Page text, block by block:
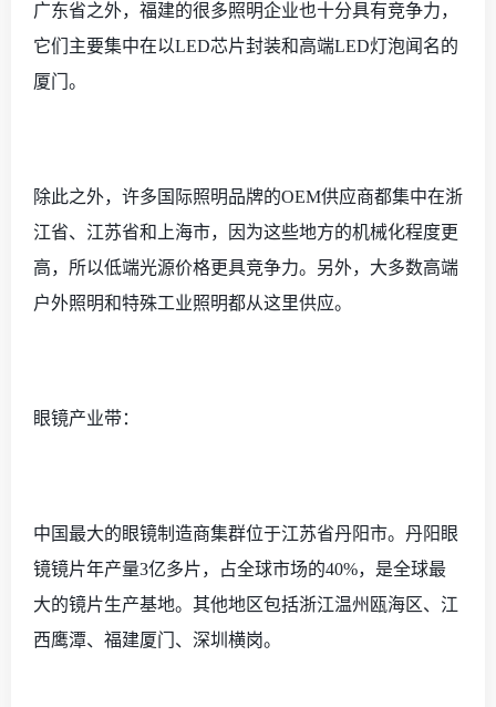
广东省之外，福建的很多照明企业也十分具有竞争力，
它们主要集中在以LED芯片封装和高端LED灯泡闻名的
厦门。
除此之外，许多国际照明品牌的OEM供应商都集中在浙
江省、江苏省和上海市，因为这些地方的机械化程度更
高，所以低端光源价格更具竞争力。另外，大多数高端
户外照明和特殊工业照明都从这里供应。
眼镜产业带：
中国最大的眼镜制造商集群位于江苏省丹阳市。丹阳眼
镜镜片年产量3亿多片，占全球市场的40%，是全球最
大的镜片生产基地。其他地区包括浙江温州瓯海区、江
西鹰潭、福建厦门、深圳横岗。